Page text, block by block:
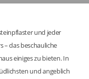
o
k
r r
a
m
e
s
t
v
n
e
und jeder
– das beschauliche
einiges zu bieten. In
und angeblich